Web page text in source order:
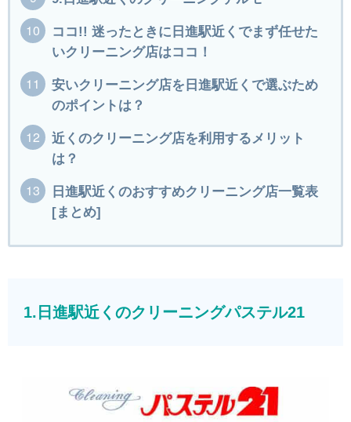
ココ!! 迷ったときに日進駅近くでまず任せた
いクリーニング店はココ！
安いクリーニング店を日進駅近くで選ぶため
のポイントは？
近くのクリーニング店を利用するメリット
は？
日進駅近くのおすすめクリーニング店一覧表
[まとめ]
1.日進駅近くのクリーニングパステル21